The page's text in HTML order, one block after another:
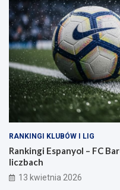
RANKINGI KLUBÓW I LIG
Rankingi Espanyol – FC
liczbach
13 kwietnia 2026